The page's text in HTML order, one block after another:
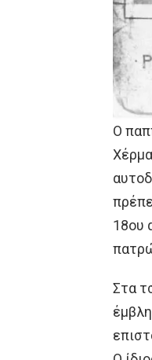
Ο
18ου
Στα